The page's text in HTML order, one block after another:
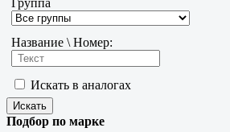
Группа
Название \ Номер:
Искать в аналогах
Подбор по марке